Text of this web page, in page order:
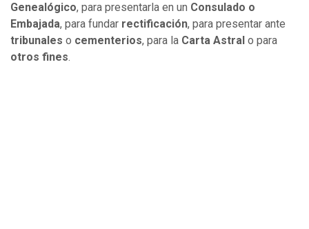
Genealógico, para presentarla en un Consulado o
Embajada, para fundar rectificación, para presentar ante
tribunales o cementerios, para la Carta Astral o para
otros fines.